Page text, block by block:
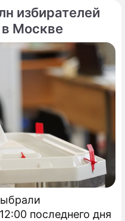
избирателей
Москве